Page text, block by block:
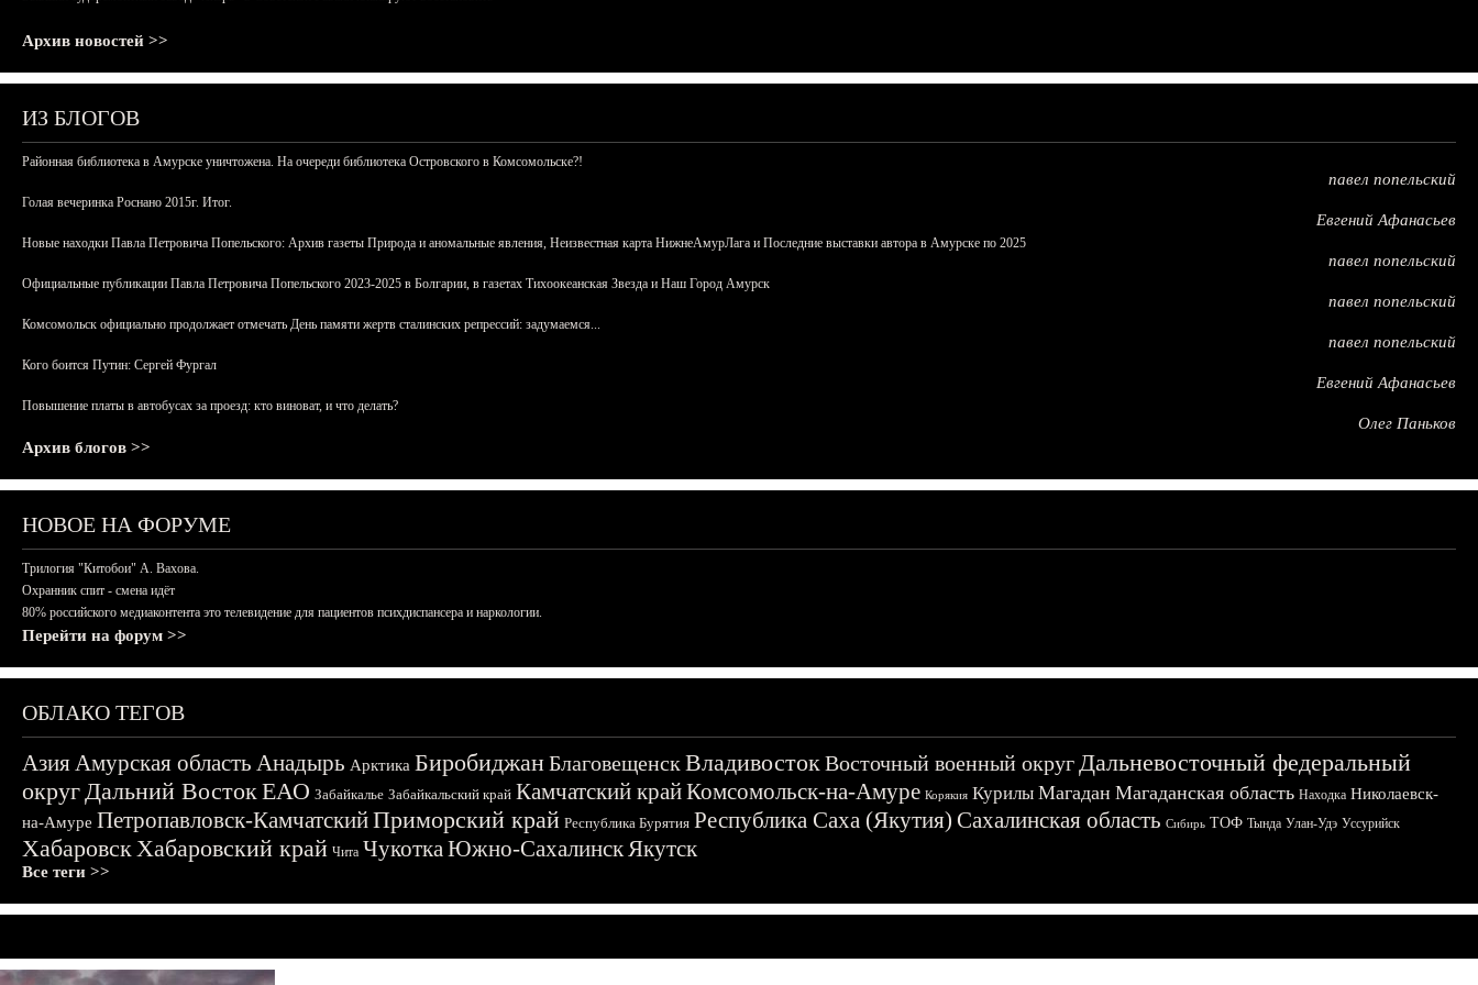
Архив новостей >>
ИЗ БЛОГОВ
Районная библиотека в Амурске уничтожена. На очереди библиотека Островского в Комсомольске?!
павел попельский
Голая вечеринка Роснано 2015г. Итог.
Евгений Афанасьев
Новые находки Павла Петровича Попельского: Архив газеты Природа и аномальные явления, Неизвестная карта НижнеАмурЛага и Последние выставки автора в Амурске по 2025
павел попельский
Официальные публикации Павла Петровича Попельского 2023-2025 в Болгарии, в газетах Тихоокеанская Звезда и Наш Город Амурск
павел попельский
Комсомольск официально продолжает отмечать День памяти жертв сталинских репрессий: задумаемся...
павел попельский
Кого боится Путин: Сергей Фургал
Евгений Афанасьев
Повышение платы в автобусах за проезд: кто виноват, и что делать?
Олег Паньков
Архив блогов >>
НОВОЕ НА ФОРУМЕ
Трилогия "Китобои" А. Вахова.
Охранник спит - смена идёт
80% российского медиаконтента это телевидение для пациентов психдиспансера и наркологии.
Перейти на форум >>
ОБЛАКО ТЕГОВ
АзияАмурская область Анадырь Арктика БиробиджанБлаговещенскВладивостокВосточный военный округДальневосточный федеральный
округДальний ВостокЕАО Забайкалье Забайкальский край Камчатский крайКомсомольск-на-Амуре Корякия Курилы Магадан Магаданская область Находка Николаевск-
на-Амуре Петропавловск-КамчатскийПриморский край Республика Бурятия Республика Саха (Якутия) Сахалинская область Сибирь ТОФ Тында Улан-Удэ Уссурийск
ХабаровскХабаровский край Чита ЧукоткаЮжно-СахалинскЯкутск
Все теги >>